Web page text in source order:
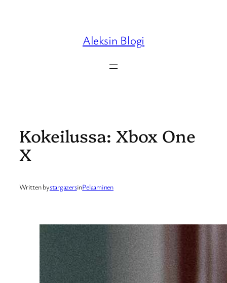
Aleksin Blogi
Kokeilussa: Xbox One
X
Written bystargazersinPelaaminen